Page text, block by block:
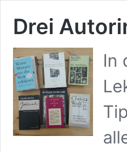
Drei
In